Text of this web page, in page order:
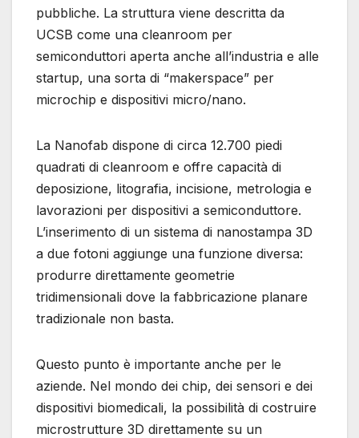
pubbliche. La struttura viene descritta da
UCSB come una cleanroom per
semiconduttori aperta anche all’industria e alle
startup, una sorta di “makerspace” per
microchip e dispositivi micro/nano.
La Nanofab dispone di circa 12.700 piedi
quadrati di cleanroom e offre capacità di
deposizione, litografia, incisione, metrologia e
lavorazioni per dispositivi a semiconduttore.
L’inserimento di un sistema di nanostampa 3D
a due fotoni aggiunge una funzione diversa:
produrre direttamente geometrie
tridimensionali dove la fabbricazione planare
tradizionale non basta.
Questo punto è importante anche per le
aziende. Nel mondo dei chip, dei sensori e dei
dispositivi biomedicali, la possibilità di costruire
microstrutture 3D direttamente su un